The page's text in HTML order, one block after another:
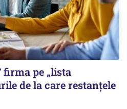
firma pe „lista
de la care restanțele